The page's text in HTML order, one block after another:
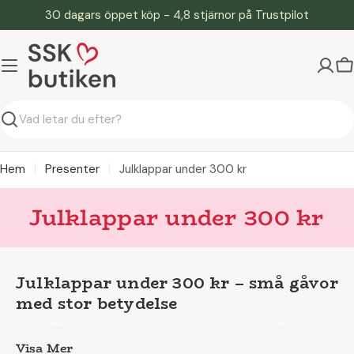
till
innehåll
30 dagars öppet köp - 4,8 stjärnor på Trustpilot
Söka
Hem Presenter Julklappar under 300 kr
Julklappar under 300 kr
Julklappar under 300 kr – små gåvor
med stor betydelse
Visa Mer